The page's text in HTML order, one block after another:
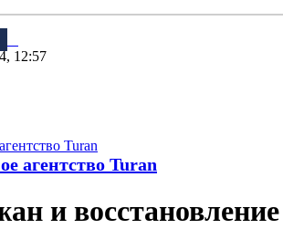
12:57
агентство Turan
и